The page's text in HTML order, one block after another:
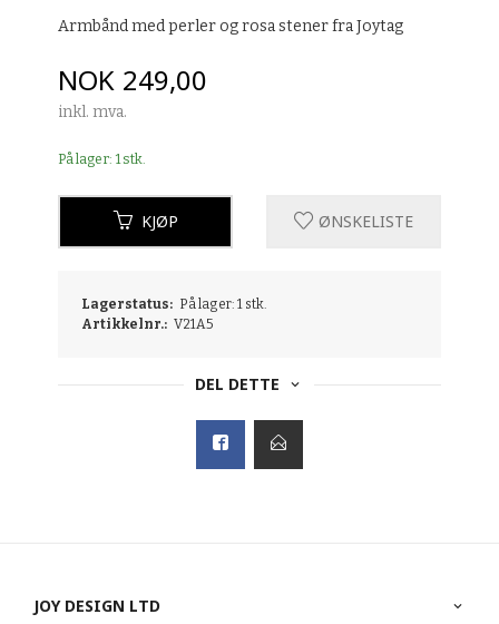
Armbånd med perler og rosa stener fra Joytag
Pris
NOK 249,00
inkl. mva.
På lager: 1 stk.
KJØP ØNSKELISTE
Lagerstatus: På lager: 1 stk.
Artikkelnr.: V21A5
DEL DETTE
JOY DESIGN LTD